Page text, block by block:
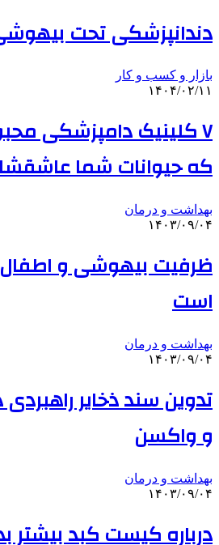
دندانپزشکی تحت
بازار و کسب و کار
۱۴۰۴/۰۲/۱۱
۷ کلینیک دامپزشکی
که حیوانات شما
بهداشت و درمان
۱۴۰۳/۰۹/۰۴
ظرفیت بیهوشی و اطفال
است
بهداشت و درمان
۱۴۰۳/۰۹/۰۴
تدوین سند ذخایر
و واکسن
بهداشت و درمان
۱۴۰۳/۰۹/۰۴
درباره کیست کبد بیشتر